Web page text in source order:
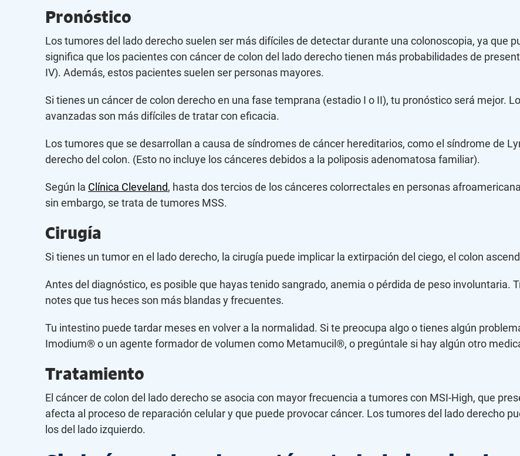
Pronóstico
Los tumores del lado derecho suelen ser más difíciles de detectar durante una colonoscopia, ya que
significa que los pacientes con cáncer de colon del lado derecho tienen más probabilidades de
IV). Además, estos pacientes suelen ser personas mayores.
Si tienes un cáncer de colon derecho en una fase temprana (estadio I o II), tu pronóstico será mejor.
avanzadas son más difíciles de tratar con eficacia.
Los tumores que se desarrollan a causa de síndromes de cáncer hereditarios, como el síndrome de
derecho del colon. (Esto no incluye los cánceres debidos a la poliposis adenomatosa familiar).
Según la Clínica Cleveland, hasta dos tercios de los cánceres colorrectales en personas
sin embargo, se trata de tumores MSS.
Cirugía
Si tienes un tumor en el lado derecho, la cirugía puede implicar la extirpación del ciego, el colon
Antes del diagnóstico, es posible que hayas tenido sangrado, anemia o pérdida de peso involuntaria.
notes que tus heces son más blandas y frecuentes.
Tu intestino puede tardar meses en volver a la normalidad. Si te preocupa algo o tienes algún
Imodium® o un agente formador de volumen como Metamucil®, o pregúntale si hay algún otro
Tratamiento
El cáncer de colon del lado derecho se asocia con mayor frecuencia a tumores con MSI-High, que
afecta al proceso de reparación celular y que puede provocar cáncer. Los tumores del lado derecho
los del lado izquierdo.